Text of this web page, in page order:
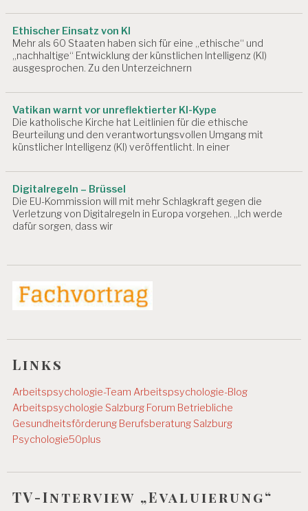
Ethischer Einsatz von KI
Mehr als 60 Staaten haben sich für eine „ethische“ und
„nachhaltige“ Entwicklung der künstlichen Intelligenz (KI)
ausgesprochen. Zu den Unterzeichnern
Vatikan warnt vor unreflektierter KI-Kype
Die katholische Kirche hat Leitlinien für die ethische
Beurteilung und den verantwortungsvollen Umgang mit
künstlicher Intelligenz (KI) veröffentlicht. In einer
Digitalregeln – Brüssel
Die EU-Kommission will mit mehr Schlagkraft gegen die
Verletzung von Digitalregeln in Europa vorgehen. „Ich werde
dafür sorgen, dass wir
Links
Arbeitspsychologie-Team Arbeitspsychologie-Blog
Arbeitspsychologie Salzburg Forum Betriebliche
Gesundheitsförderung Berufsberatung Salzburg
Psychologie50plus
TV-Interview „Evaluierung“